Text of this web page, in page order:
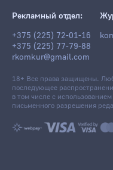
Рекламный отдел:
+375 (225) 72-01-16
+375 (225) 77-79-88
rkomkur@gmail.com
18+ Все права защищены.
последующее
в том числе с
письменного разрешения